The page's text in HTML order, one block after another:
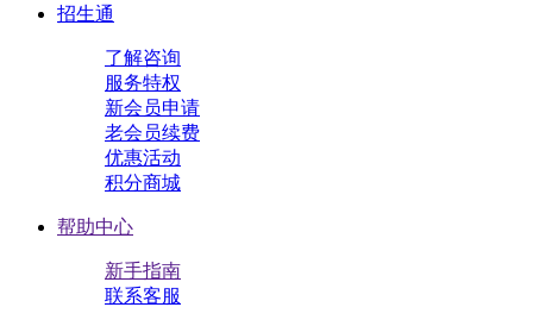
招生通
了解咨询
服务特权
新会员申请
老会员续费
优惠活动
积分商城
帮助中心
新手指南
联系客服